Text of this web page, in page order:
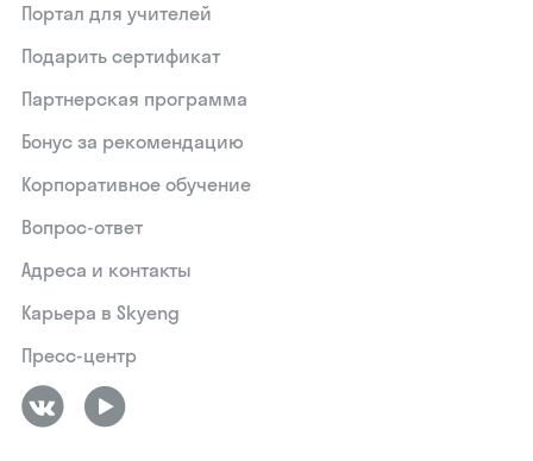
Портал для учителей
Подарить сертификат
Партнерская программа
Бонус за рекомендацию
Корпоративное обучение
Вопрос-ответ
Адреса и контакты
Карьера в Skyeng
Пресс-центр